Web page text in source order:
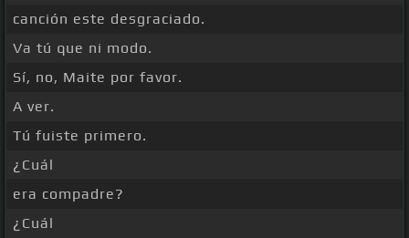
canción este desgraciado.
Va tú que ni modo.
Sí, no, Maite por favor.
A ver.
Tú fuiste primero.
¿Cuál
era compadre?
¿Cuál